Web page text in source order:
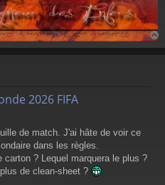
a
2026 FIFA
de match. J'ai hâte de voir ce
dans les règles.
? Lequel marquera le plus ?
de clean-sheet ?